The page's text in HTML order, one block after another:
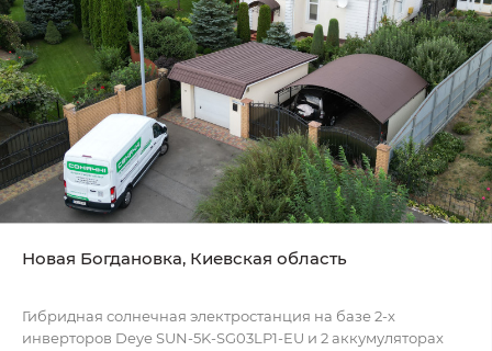
Новая Богдановка, Киевская область
Гибридная солнечная электростанция на базе 2-х
инверторов Deye SUN-5K-SG03LP1-EU и 2 аккумуляторах